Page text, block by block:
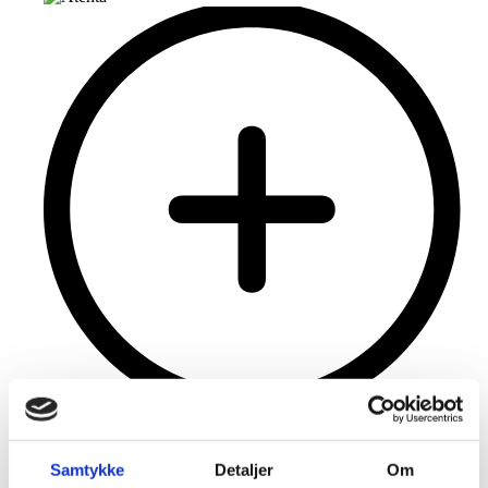
Samtykke Detaljer Om
Atenta
Tryk Web